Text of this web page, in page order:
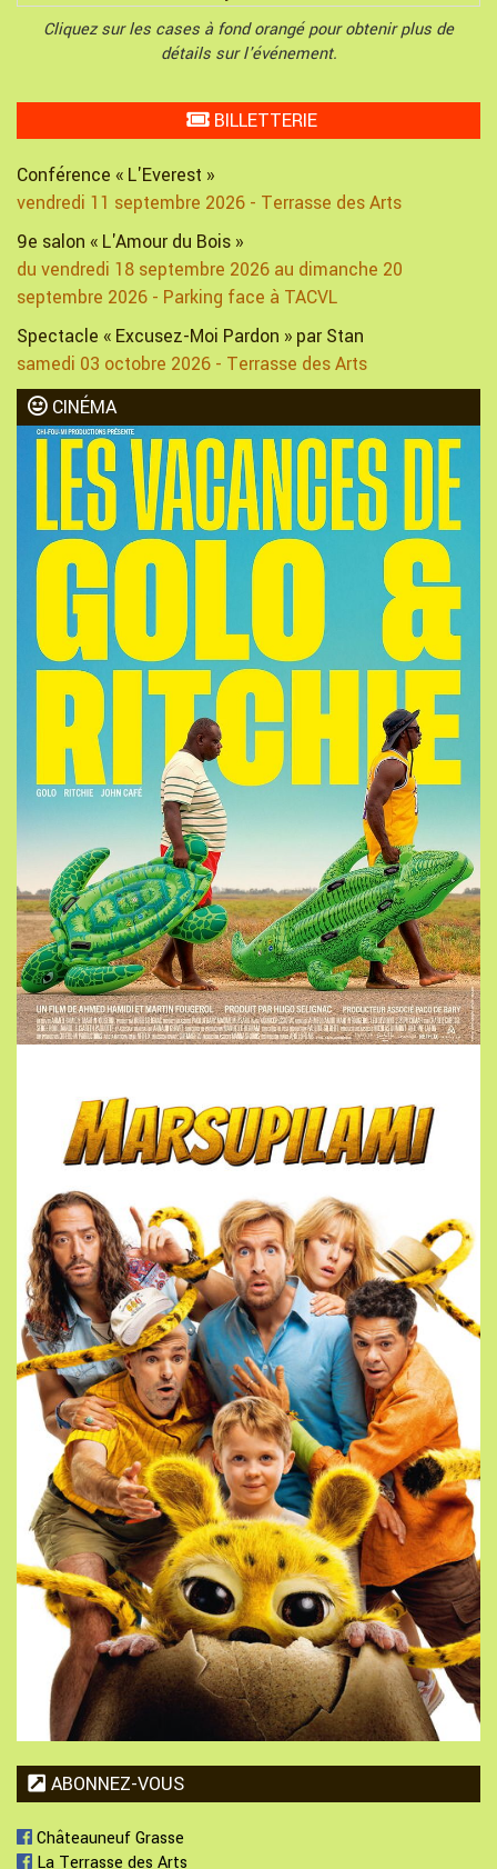
Cliquez sur les cases à fond orangé pour obtenir plus de
détails sur l'événement.
BILLETTERIE
Conférence « L'Everest »
vendredi 11 septembre 2026 - Terrasse des Arts
9e salon « L'Amour du Bois »
du vendredi 18 septembre 2026 au dimanche 20
septembre 2026 - Parking face à TACVL
Spectacle « Excusez-Moi Pardon » par Stan
samedi 03 octobre 2026 - Terrasse des Arts
CINÉMA
ABONNEZ-VOUS
Châteauneuf Grasse
La Terrasse des Arts